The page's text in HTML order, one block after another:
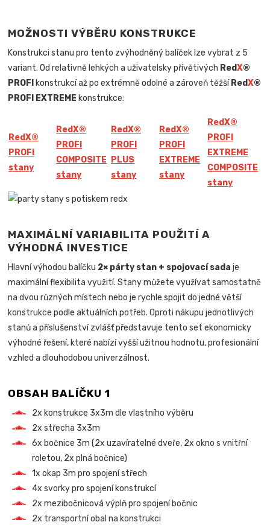
MOŽNOSTI VÝBĚRU KONSTRUKCE
Konstrukci stanu pro tento zvýhodněný balíček lze vybrat z 5
variant. Od relativně lehkých a uživatelsky přívětivých RedX®
PROFI konstrukcí až po extrémně odolné a zároveň těžší RedX®
PROFI EXTREME konstrukce:
RedX®
PROFI
stany
RedX®
PROFI
COMPOSITE
stany
RedX®
PROFI
PLUS
stany
RedX®
PROFI
EXTREME
stany
RedX®
PROFI
EXTREME
COMPOSITE
stany
MAXIMÁLNÍ VARIABILITA POUŽITÍ A
VÝHODNÁ INVESTICE
Hlavní výhodou balíčku 2× párty stan + spojovací sada je
maximální flexibilita využití. Stany můžete využívat samostatně
na dvou různých místech nebo je rychle spojit do jedné větší
konstrukce podle aktuálních potřeb. Oproti nákupu jednotlivých
stanů a příslušenství zvlášť představuje tento set ekonomicky
výhodné řešení, které nabízí vyšší užitnou hodnotu, profesionální
vzhled a dlouhodobou univerzálnost.
OBSAH BALÍČKU 1
2x konstrukce 3x3m dle vlastního výběru
2x střecha 3x3m
6x bočnice 3m (2x uzavíratelné dveře, 2x okno s vnitřní
roletou, 2x plná bočnice)
1x okap 3m pro spojení střech
4x svorky pro spojení konstrukcí
2x mezibočnicová výplň pro spojení bočnic
2x transportní obal na konstrukci